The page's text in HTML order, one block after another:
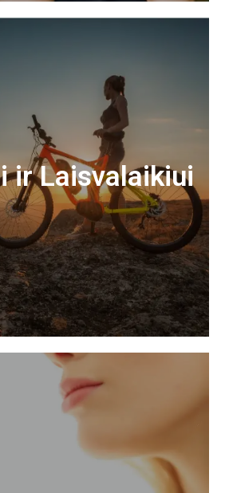
ir Laisvalaikiui